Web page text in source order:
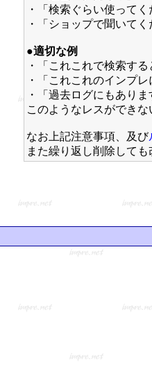
・「検索ぐらい使ってく
・「ショップで聞いてく
●適切な例
・「これこれで検索す
・「これこれのインプ
・「過去ログにもあり
このようなレスができな
なお上記注意事項、及び
また繰り返し削除して